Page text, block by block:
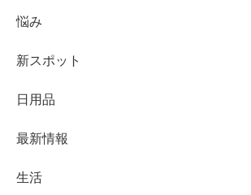
悩み
新スポット
日用品
最新情報
生活